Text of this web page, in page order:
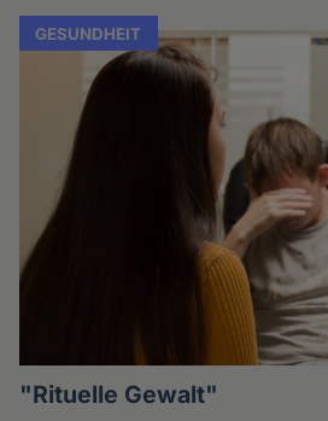
GESUNDHEIT
"Rituelle Gewalt"